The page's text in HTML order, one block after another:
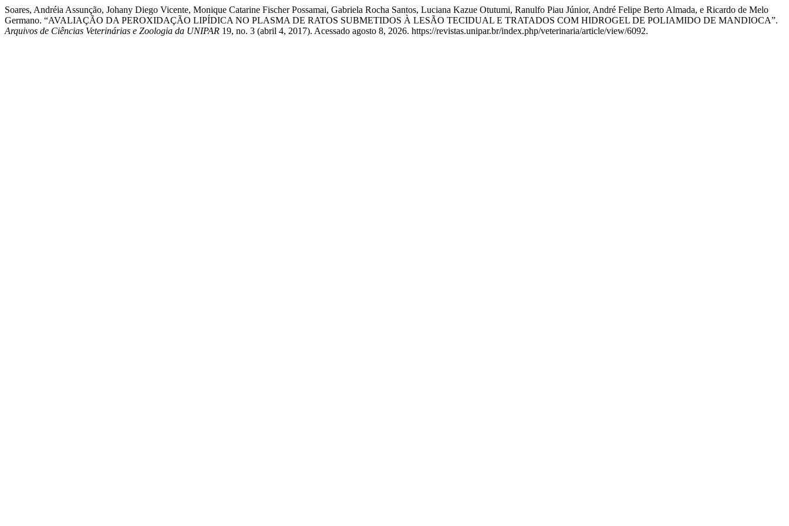
Soares, Andréia Assunção, Johany Diego Vicente, Monique Catarine Fischer Possamai, Gabriela Rocha Santos, Luciana Kazue Otutumi, Ranulfo Piau Júnior, André Felipe Berto Almada, e Ricardo de Melo
Germano. “AVALIAÇÃO DA PEROXIDAÇÃO LIPÍDICA NO PLASMA DE RATOS SUBMETIDOS À LESÃO TECIDUAL E TRATADOS COM HIDROGEL DE POLIAMIDO DE MANDIOCA”.
Arquivos de Ciências Veterinárias e Zoologia da UNIPAR 19, no. 3 (abril 4, 2017). Acessado agosto 8, 2026. https://revistas.unipar.br/index.php/veterinaria/article/view/6092.